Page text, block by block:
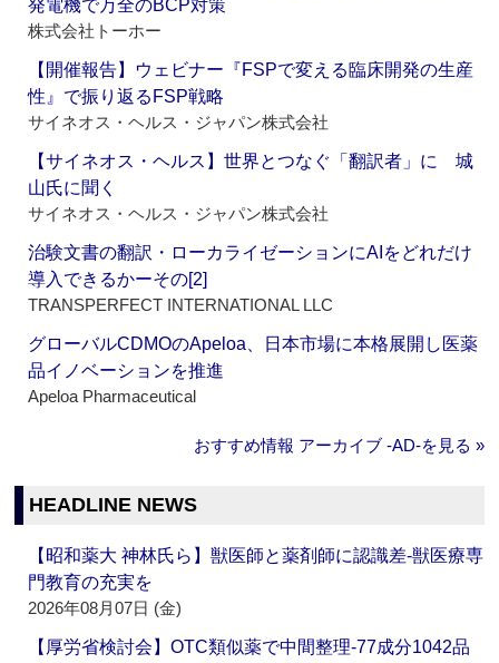
発電機で万全のBCP対策
株式会社トーホー
【開催報告】ウェビナー『FSPで変える臨床開発の生産
性』で振り返るFSP戦略
サイネオス・ヘルス・ジャパン株式会社
【サイネオス・ヘルス】世界とつなぐ「翻訳者」に 城
山氏に聞く
サイネオス・ヘルス・ジャパン株式会社
治験文書の翻訳・ローカライゼーションにAIをどれだけ
導入できるかーその[2]
TRANSPERFECT INTERNATIONAL LLC
グローバルCDMOのApeloa、日本市場に本格展開し医薬
品イノベーションを推進
Apeloa Pharmaceutical
おすすめ情報 アーカイブ ‐AD‐を見る »
HEADLINE NEWS
【昭和薬大 神林氏ら】獣医師と薬剤師に認識差‐獣医療専
門教育の充実を
2026年08月07日 (金)
【厚労省検討会】OTC類似薬で中間整理‐77成分1042品